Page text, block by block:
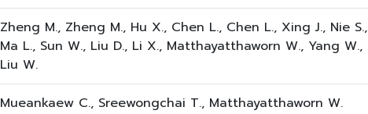
Zheng M., Zheng M., Hu X., Chen L., Chen L., Xing J., Nie S.,
Ma L., Sun W., Liu D., Li X., Matthayatthaworn W., Yang W.,
Liu W.
Mueankaew C., Sreewongchai T., Matthayatthaworn W.